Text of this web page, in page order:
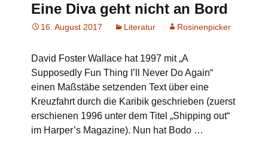
Eine Diva geht nicht an Bord
16. August 2017 Literatur Rosinenpicker
David Foster Wallace hat 1997 mit „A
Supposedly Fun Thing I’ll Never Do Again“
einen Maßstäbe setzenden Text über eine
Kreuzfahrt durch die Karibik geschrieben (zuerst
erschienen 1996 unter dem Titel „Shipping out“
im Harper’s Magazine). Nun hat Bodo …